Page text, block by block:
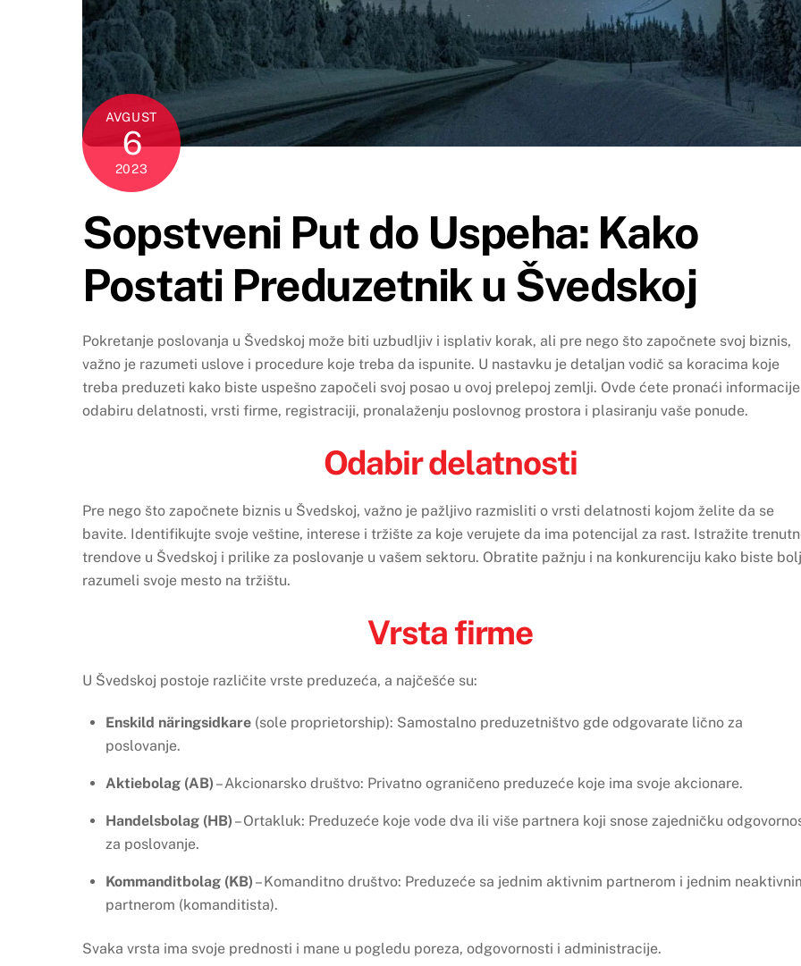
AVGUST
6
2023
Sopstveni Put do Uspeha: Kako
Postati Preduzetnik u Švedskoj
Pokretanje poslovanja u Švedskoj može biti uzbudljiv i isplativ korak, ali pre nego što započnete svoj biznis,
važno je razumeti uslove i procedure koje treba da ispunite. U nastavku je detaljan vodič sa koracima koje
treba preduzeti kako biste uspešno započeli svoj posao u ovoj prelepoj zemlji. Ovde ćete pronaći
odabiru delatnosti, vrsti firme, registraciji, pronalaženju poslovnog prostora i plasiranju vaše ponude.
Odabir delatnosti
Pre nego što započnete biznis u Švedskoj, važno je pažljivo razmisliti o vrsti delatnosti kojom želite da se
bavite. Identifikujte svoje veštine, interese i tržište za koje verujete da ima potencijal za rast. Istražite
trendove u Švedskoj i prilike za poslovanje u vašem sektoru. Obratite pažnju i na konkurenciju kako biste
razumeli svoje mesto na tržištu.
Vrsta firme
U Švedskoj postoje različite vrste preduzeća, a najčešće su:
Enskild näringsidkare(sole proprietorship): Samostalno preduzetništvo gde odgovarate lično za
poslovanje.
Aktiebolag (AB) – Akcionarsko društvo: Privatno ograničeno preduzeće koje ima svoje akcionare.
Handelsbolag (HB) – Ortakluk: Preduzeće koje vode dva ili više partnera koji snose zajedničku
za poslovanje.
Kommanditbolag (KB) – Komanditno društvo: Preduzeće sa jednim aktivnim partnerom i jednim
partnerom (komanditista).
Svaka vrsta ima svoje prednosti i mane u pogledu poreza, odgovornosti i administracije.